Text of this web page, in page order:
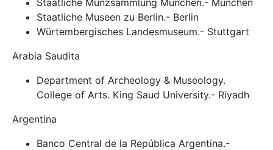
Staatliche Münzsammlung München.- München
Staatliche Museen zu Berlin.- Berlin
Würtembergisches Landesmuseum.- Stuttgart
Arabia Saudita
Department of Archeology & Museology.
College of Arts. King Saud University.- Riyadh
Argentina
Banco Central de la República Argentina.-